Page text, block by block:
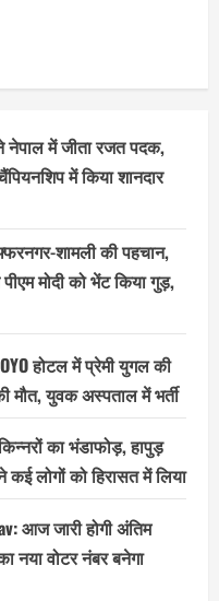
नेपाल में जीता रजत पदक,
में किया शानदार
शामली की पहचान,
मोदी को भेंट किया गुड़,
होटल में प्रेमी युगल की
मौत, युवक अस्पताल में भर्ती
का भंडाफोड़, हापुड़
कई लोगों को हिरासत में लिया
आज जारी होगी अंतिम
नया वोटर नंबर बनेगा